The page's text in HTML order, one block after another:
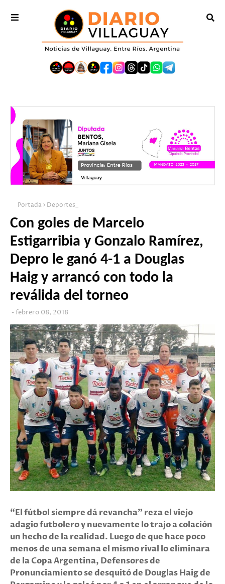
Portada Deportes_
Con goles de Marcelo
Estigarribia y Gonzalo Ramírez,
Depro le ganó 4-1 a Douglas
Haig y arrancó con todo la
reválida del torneo
febrero 08, 2018
“El fútbol siempre dá revancha” reza el viejo
adagio futbolero y nuevamente lo trajo a colación
un hecho de la realidad. Luego de que hace poco
menos de una semana el mismo rival lo eliminara
de la Copa Argentina, Defensores de
Pronunciamiento se desquitó de Douglas Haig de